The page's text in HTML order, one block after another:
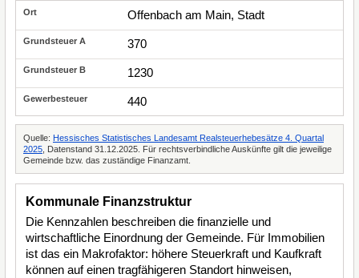
Offenbach am Main, Stadt
370
1230
440
Quelle: Hessisches Statistisches Landesamt Realsteuerhebesätze 4. Quartal
2025 , Datenstand 31.12.2025. Für rechtsverbindliche Auskünfte gilt die jeweilige
Gemeinde bzw. das zuständige Finanzamt.
Kommunale Finanzstruktur
Die Kennzahlen beschreiben die finanzielle und
wirtschaftliche Einordnung der Gemeinde. Für Immobilien
ist das ein Makrofaktor: höhere Steuerkraft und Kaufkraft
können auf einen tragfähigeren Standort hinweisen,